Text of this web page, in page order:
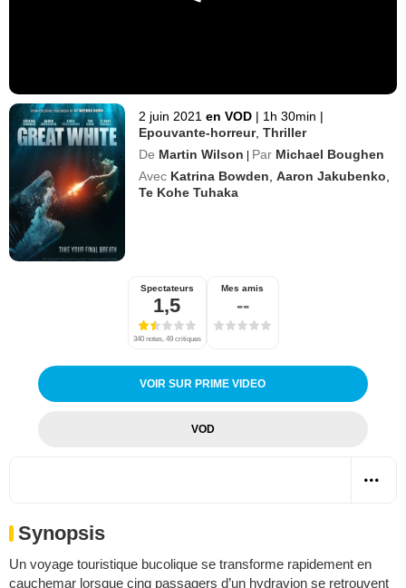
2 juin 2021 en VOD | 1h 30min |
Epouvante-horreur,Thriller
De Martin Wilson | Par Michael Boughen
Avec Katrina Bowden ,Aaron Jakubenko
Te Kohe Tuhaka
Spectateurs
1,5
340 notes, 49 critiques
Mes amis
--
VOIR SUR PRIME VIDEO
VOD
Synopsis
Un voyage touristique bucolique se transforme rapidement en
cauchemar lorsque cinq passagers d’un hydravion se retrouvent